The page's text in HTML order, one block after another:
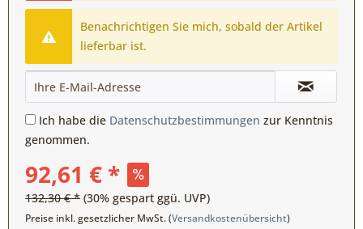
Benachrichtigen Sie mich, sobald der Artikel
lieferbar ist.
Ich habe die Datenschutzbestimmungen zur Kenntnis
genommen.
92,61 € *
132,30 € * (30% gespart ggü. UVP)
Preise inkl. gesetzlicher MwSt. (Versandkostenübersicht)